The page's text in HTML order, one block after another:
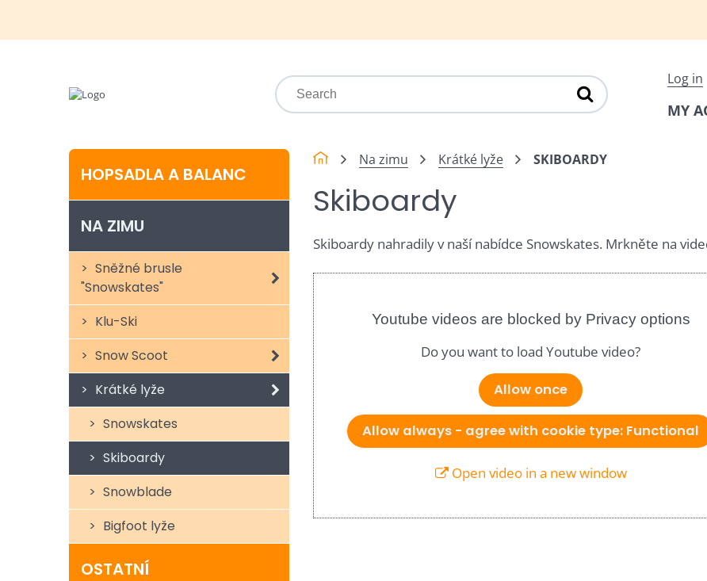
Log in
MY
HOPSADLA A BALANC
NA ZIMU
Sněžné brusle
"Snowskates"
Klu-Ski
Snow Scoot
Krátké lyže
Snowskates
Skiboardy
Snowblade
Bigfoot lyže
OSTATNÍ
Na zimu Krátké lyže SKIBOARDY
Skiboardy
Skiboardy nahradily v naší nabídce Snowskates. Mrkněte na
Youtube videos are blocked by Privacy options
Do you want to load Youtube video?
Allow once
Allow always - agree with cookie type: Functional
Open video in a new window